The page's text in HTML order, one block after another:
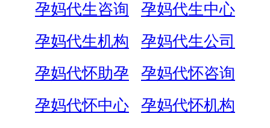
孕妈代生咨询
孕妈代生中心
孕妈代生机构
孕妈代生公司
孕妈代怀助孕
孕妈代怀咨询
孕妈代怀中心
孕妈代怀机构